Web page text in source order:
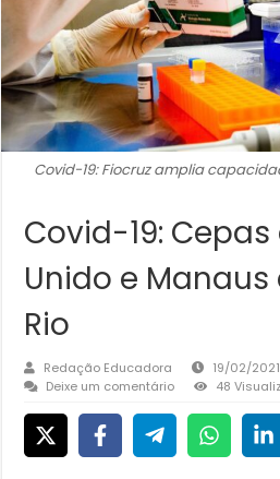
Covid-19: Fiocruz amplia
Covid-19: Cepas
Unido e
Rio
Redação Educadora 19/02/2021
Deixe um comentário
48